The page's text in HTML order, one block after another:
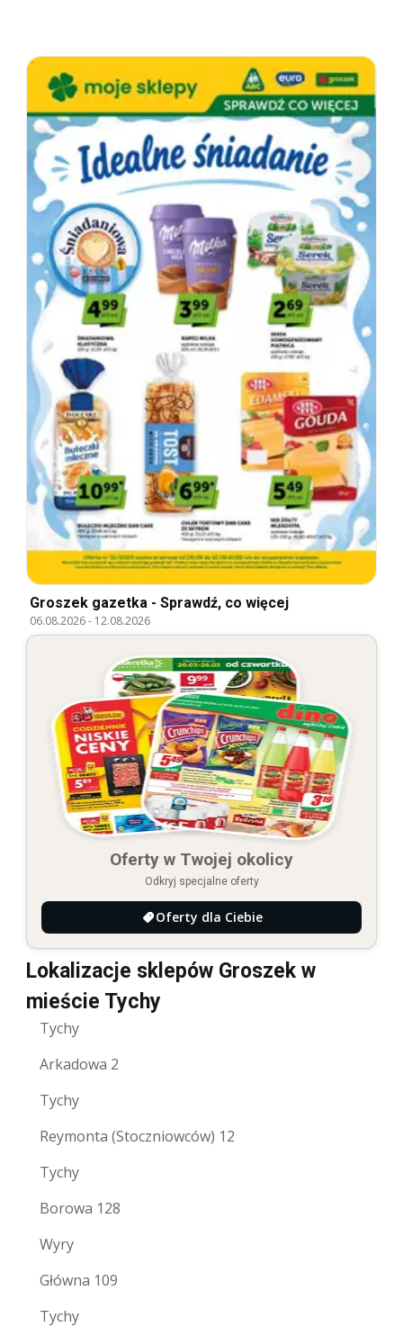
Groszek gazetka - Sprawdź, co więcej
06.08.2026- 12.08.2026
Oferty w Twojej okolicy
Odkryj specjalne oferty
Oferty dla Ciebie
Lokalizacje sklepów Groszek w
mieście Tychy
Tychy
Arkadowa 2
Tychy
Reymonta (Stoczniowców) 12
Tychy
Borowa 128
Wyry
Główna 109
Tychy